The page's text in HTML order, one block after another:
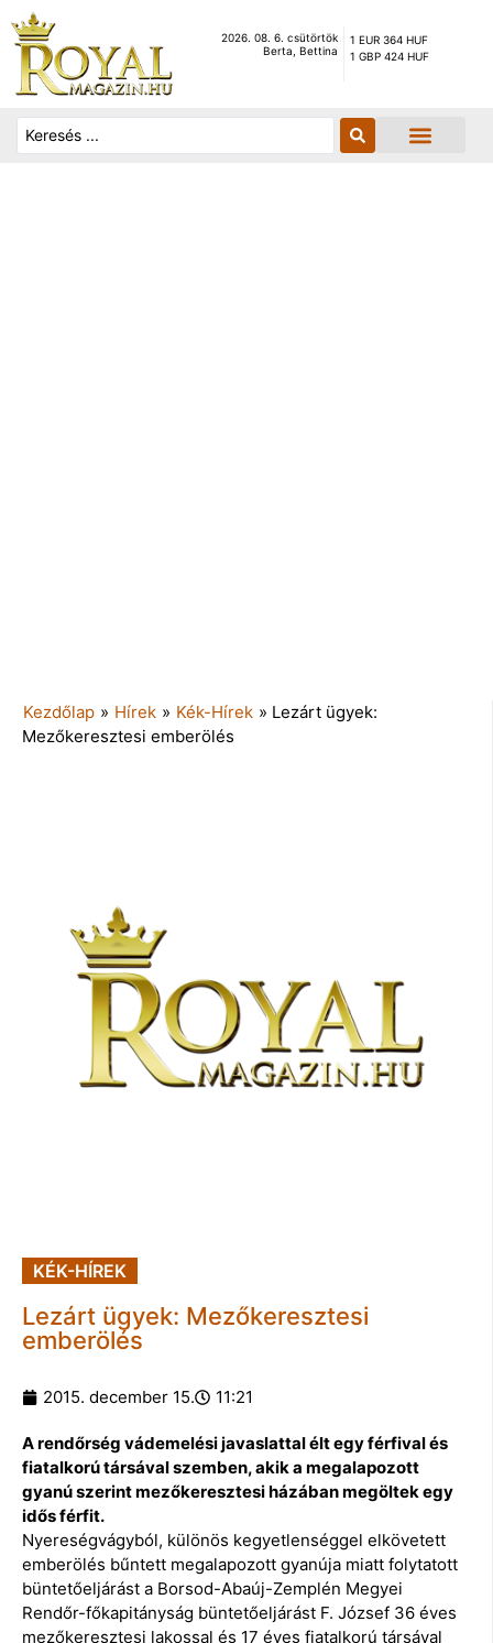
2026. 08. 6. csütörtök
Berta, Bettina
1 EUR 364 HUF
1 GBP 424 HUF
Kezdőlap » Hírek » Kék-Hírek » Lezárt ügyek:
Mezőkeresztesi emberölés
KÉK-HÍREK
Lezárt ügyek: Mezőkeresztesi
emberölés
2015. december 15. 11:21
A rendőrség vádemelési javaslattal élt egy férfival és
fiatalkorú társával szemben, akik a megalapozott
gyanú szerint mezőkeresztesi házában megöltek egy
idős férfit.
Nyereségvágyból, különös kegyetlenséggel elkövetett
emberölés bűntett megalapozott gyanúja miatt folytatott
büntetőeljárást a Borsod-Abaúj-Zemplén Megyei
Rendőr-főkapitányság büntetőeljárást F. József 36 éves
mezőkeresztesi lakossal és 17 éves fiatalkorú társával